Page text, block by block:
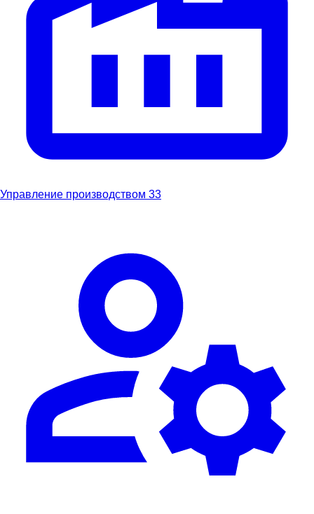
Управление производством 33